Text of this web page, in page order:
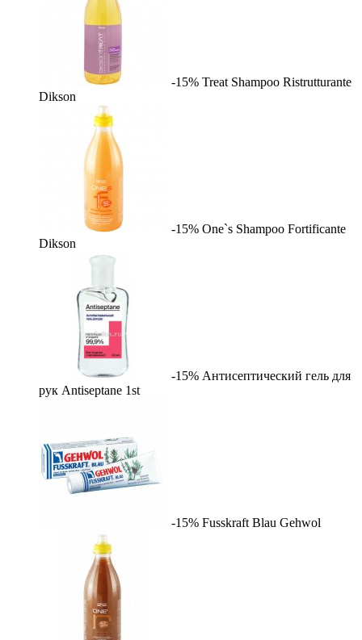
-15% Treat Shampoo Ristrutturante
Dikson
-15% One`s Shampoo Fortificante
Dikson
-15% Антисептический гель для
рук Antiseptane 1st
-15% Fusskraft Blau Gehwol